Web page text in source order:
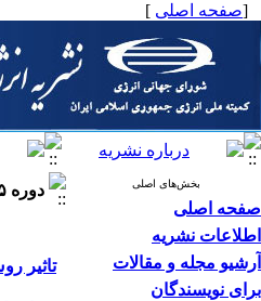
[صفحه اصلی ]
بخش‌های اصلی
صفحه اصلی
اطلاعات نشریه
آرشیو مجله و مقالات
برای نویسندگان
دوره ۱۵، شماره ۴ - ( ۱۰-۱۳۹۱ )
تاثیر